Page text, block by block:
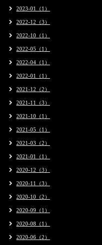
2023-01（1）
2022-12（3）
2022-10（1）
2022-05（1）
2022-04（1）
2022-01（1）
2021-12（2）
2021-11（3）
2021-10（1）
2021-05（1）
2021-03（2）
2021-01（1）
2020-12（3）
2020-11（3）
2020-10（2）
2020-09（1）
2020-08（1）
2020-06（2）